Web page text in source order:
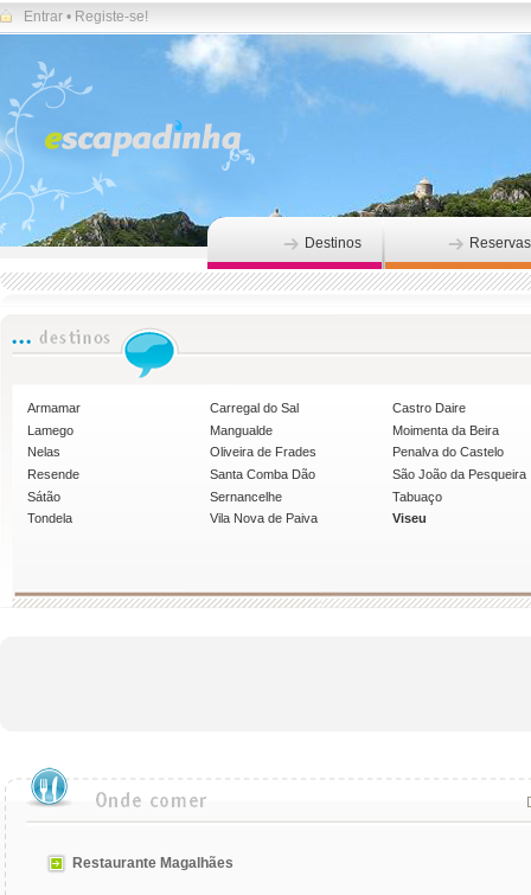
Entrar • Registe-se!
Destinos Reservas
Armamar Carregal do Sal
Castro Daire
Lamego
Mangualde
Moimenta da Beira
Nelas
Oliveira de Frades
Penalva do Castelo
Resende
Santa Comba Dão
São João da Pesqueira
Sátão
Sernancelhe
Tabuaço
Tondela
Vila Nova de Paiva Viseu
Restaurante Magalhães